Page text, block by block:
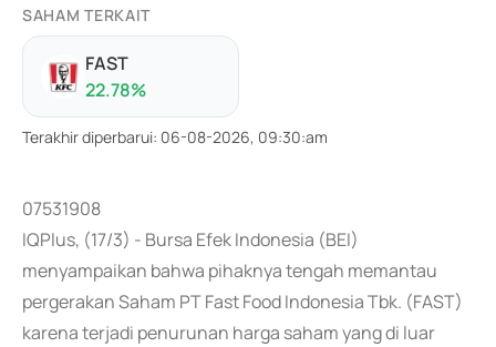
SAHAM TERKAIT
FAST
22.78%
Terakhir diperbarui: 06-08-2026, 09:30:am
07531908
IQPlus, (17/3) - Bursa Efek Indonesia (BEI)
menyampaikan bahwa pihaknya tengah memantau
pergerakan Saham PT Fast Food Indonesia Tbk. (FAST)
karena terjadi penurunan harga saham yang di luar